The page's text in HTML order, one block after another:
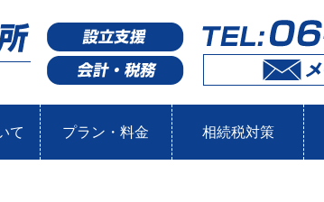
て プラン・料金 相続税対策